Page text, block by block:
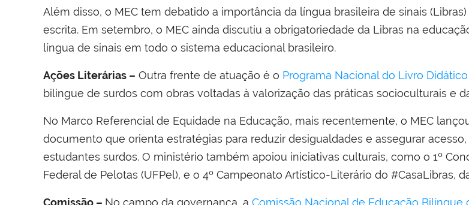
Além disso, o MEC tem debatido a importância da língua brasileira de sinais
escrita. Em setembro, o MEC ainda discutiu a obrigatoriedade da Libras na
língua de sinais em todo o sistema educacional brasileiro.
Ações Literárias – Outra frente de atuação é o Programa Nacional do Livro Didático
bilíngue de surdos com obras voltadas à valorização das práticas socioculturais e
No Marco Referencial de Equidade na Educação, mais recentemente, o MEC
documento que orienta estratégias para reduzir desigualdades e assegurar
estudantes surdos. O ministério também apoiou iniciativas culturais, como o 1º
Federal de Pelotas (UFPel), e o 4º Campeonato Artístico-Literário do #CasaLibras,
Comissão – No campo da governança, a Comissão Nacional de Educação Bilíngue